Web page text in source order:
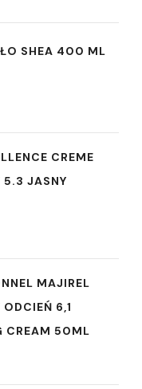
SHEA 400 ML
CREME
5.3 JASNY
MAJIREL
6,1
CREAM 50ML